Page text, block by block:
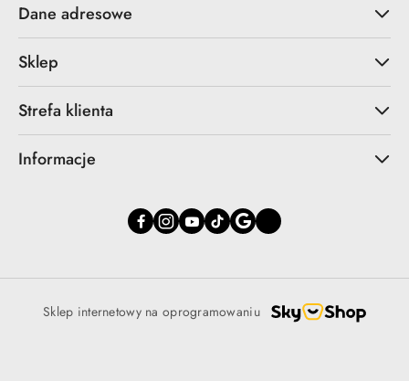
Dane adresowe
Sklep
Strefa klienta
Informacje
Sklep internetowy na oprogramowaniu